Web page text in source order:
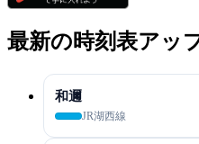
最新の時刻表アッ
和邇
JR湖西線